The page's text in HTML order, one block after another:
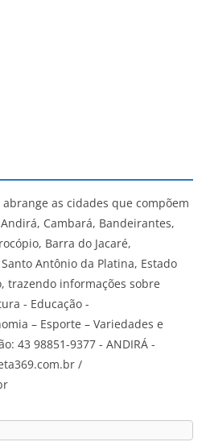
abrange as cidades que compõem
Cambará, Bandeirantes,
Barra do Jacaré,
Antônio da Platina, Estado
trazendo informações sobre
- Educação -
– Esporte – Variedades e
43 98851-9377 - ANDIRÁ -
/